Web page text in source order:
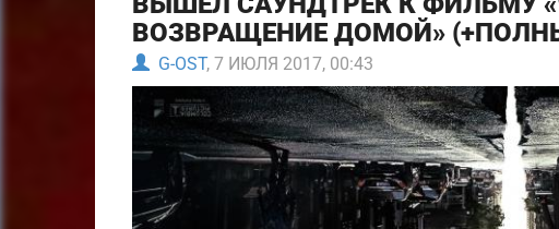
ВОЗВРАЩЕНИЕ ДОМОЙ»
G-OST, 7 ИЮЛЯ 2017, 00:43